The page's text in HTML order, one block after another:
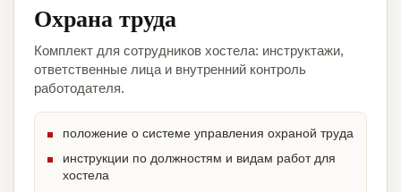
Охрана труда
Комплект для сотрудников хостела: инструктажи,
ответственные лица и внутренний контроль
работодателя.
положение о системе управления охраной труда
инструкции по должностям и видам работ для
хостела